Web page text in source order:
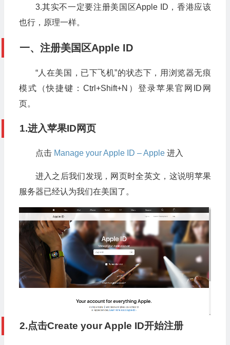
3.其实不一定要注册美国区Apple ID，香港应该
也行，原理一样。
一、注册美国区Apple ID
“人在美国，已下飞机”的状态下，用浏览器无痕
模式（快捷键：Ctrl+Shift+N）登录苹果官网ID网
页。
1.进入苹果ID网页
点击 Manage your Apple ID – Apple进入
进入之后我们发现，网页时全英文，这说明苹果
服务器已经认为我们在美国了。
2.点击Create your Apple ID开始注册